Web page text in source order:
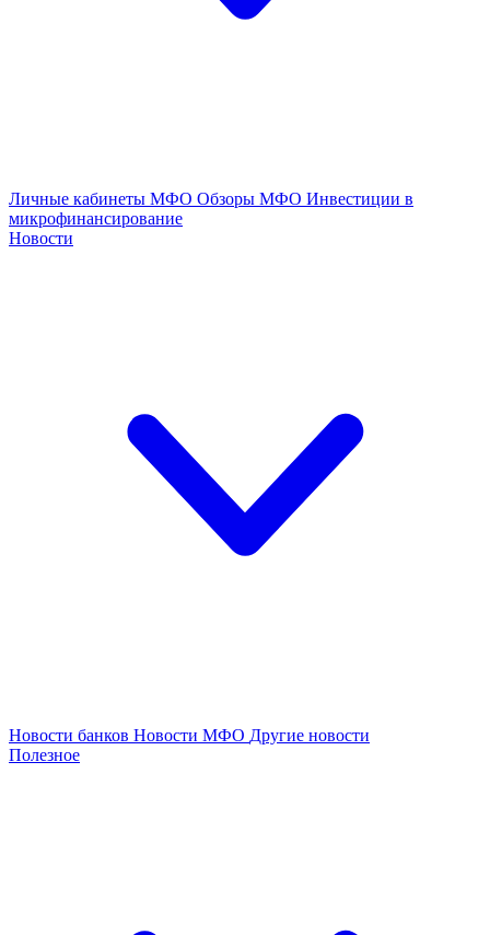
Личные кабинеты МФО Обзоры МФО Инвестиции в
микрофинансирование
Новости
Новости банков Новости МФО Другие новости
Полезное